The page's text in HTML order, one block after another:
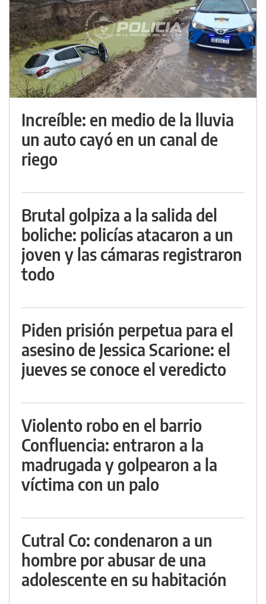
Increíble: en medio de la lluvia
un auto cayó en un canal de
riego
Brutal golpiza a la salida del
boliche: policías atacaron a un
joven y las cámaras registraron
todo
Piden prisión perpetua para el
asesino de Jessica Scarione: el
jueves se conoce el veredicto
Violento robo en el barrio
Confluencia: entraron a la
madrugada y golpearon a la
víctima con un palo
Cutral Co: condenaron a un
hombre por abusar de una
adolescente en su habitación